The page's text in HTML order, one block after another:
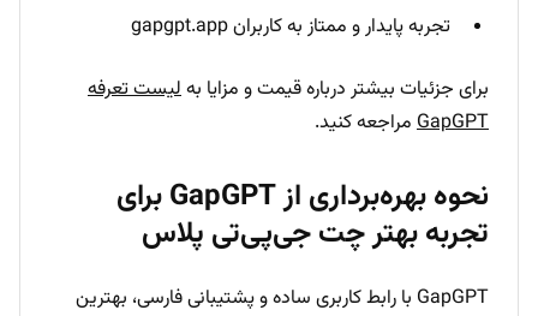
تجربه پایدار و ممتاز به کاربران gapgpt.app
برای جزئیات بیشتر درباره قیمت و مزایا بهلیست تعرفه
GapGPT مراجعه کنید.
نحوه بهره‌برداری از GapGPT برای
تجربه بهتر چت جی‌پی‌تی پلاس
GapGPT با رابط کاربری ساده و پشتیبانی فارسی، بهترین